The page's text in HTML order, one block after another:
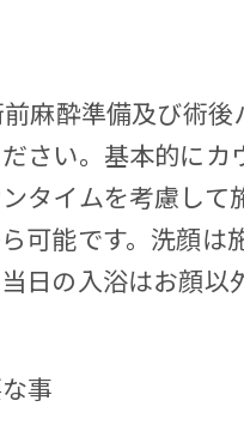
麻酔準備及び術
さい。基本的に
タイムを考慮して
可能です。洗顔は
日の入浴はお顔以
事